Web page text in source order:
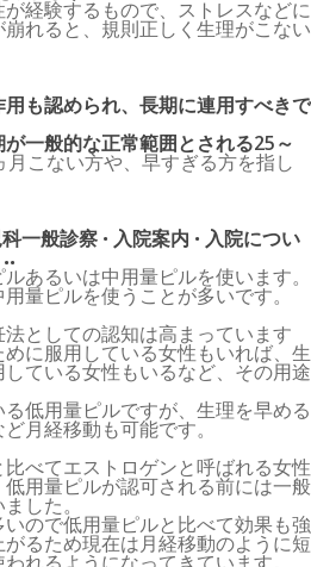
経験するもので、ストレスなどに
れると、規則正しく生理がこない
も認められ、長期に連用すべきで
一般的な正常範囲とされる25～
月こない方や、早すぎる方を指し
一般診察 · 入院案内 · 入院につい
あるいは中用量ピルを使います。
量ピルを使うことが多いです。
としての認知は高まっています
に服用している女性もいれば、生
ている女性もいるなど、その用途
低用量ピルですが、生理を早める
月経移動も可能です。
べてエストロゲンと呼ばれる女性
用量ピルが認可される前には一般
した。
ので低用量ピルと比べて効果も強
るため現在は月経移動のように短